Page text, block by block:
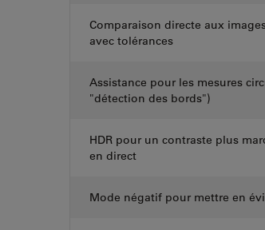
Comparaison directe aux
avec tolérances
Assistance pour les mesures
"détection des bords")
HDR pour un contraste plus
en direct
Mode négatif pour mettre en